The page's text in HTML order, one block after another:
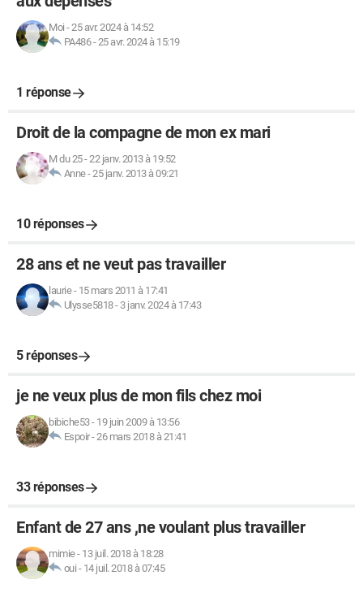
Moi -25 avr. 2024 à 14:52
PA486-25 avr. 2024 à 15:19
1 réponse
Droit de la compagne de mon ex mari
M du 25-22 janv. 2013 à 19:52
Anne-25 janv. 2013 à 09:21
10 réponses
28 ans et ne veut pas travailler
laurie- 15 mars 2011 à 17:41
Ulysse5818- 3 janv. 2024 à 17:43
5 réponses
je ne veux plus de mon fils chez moi
bibiche53- 19 juin 2009 à 13:56
Espoir-26 mars 2018 à 21:41
33 réponses
Enfant de 27 ans ,ne voulant plus travailler
mimie- 13 juil. 2018 à 18:28
oui - 14 juil. 2018 à 07:45